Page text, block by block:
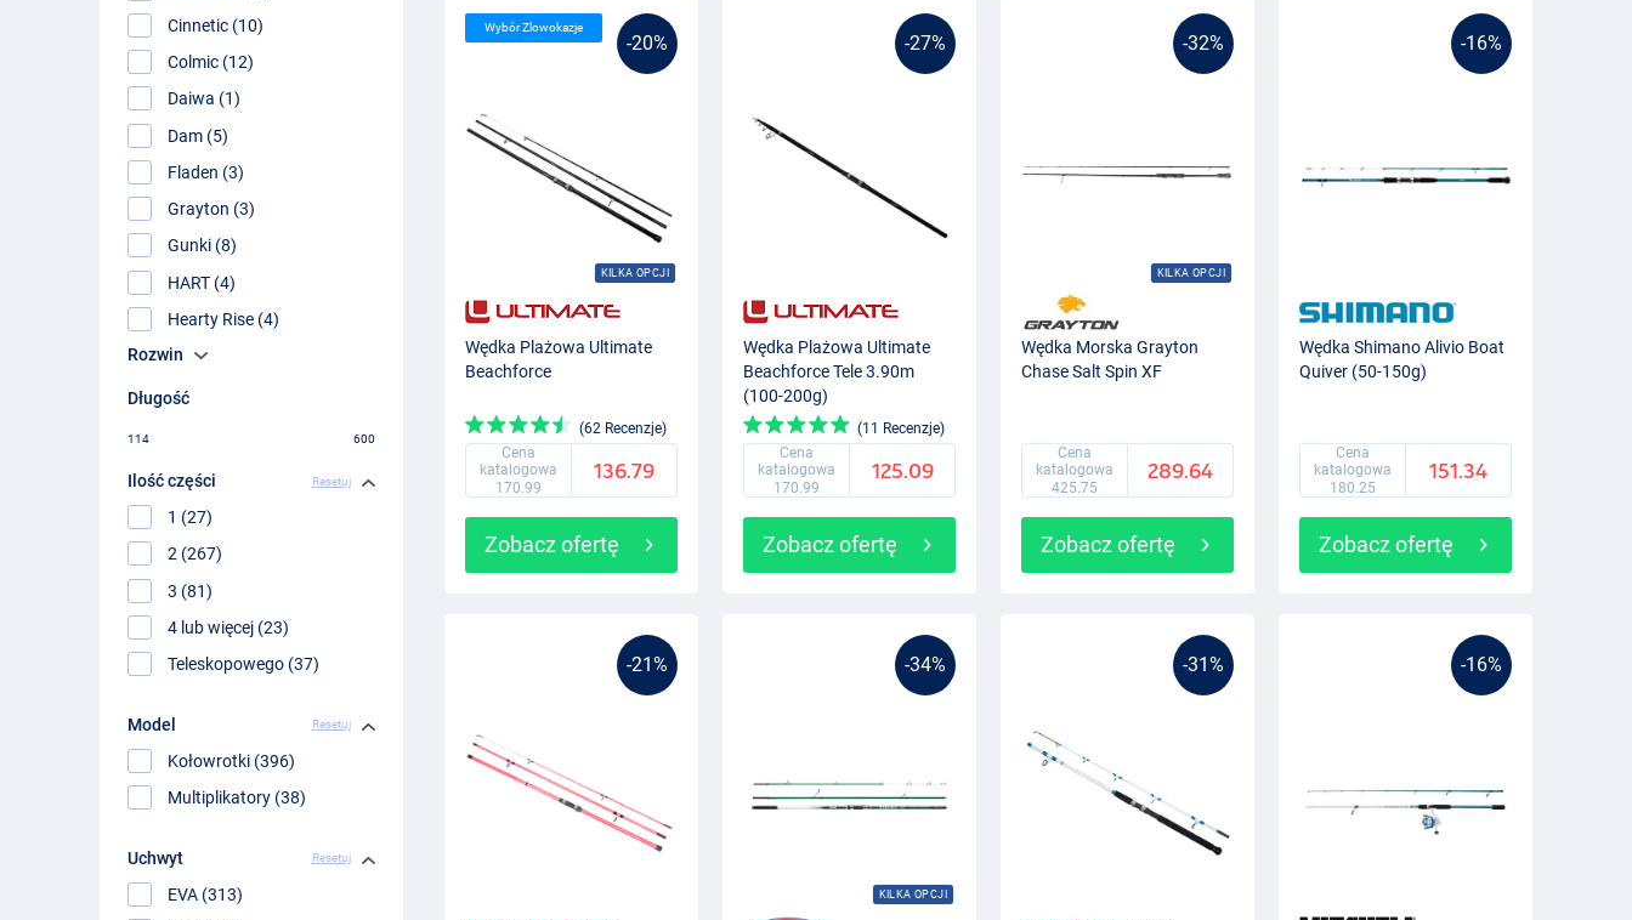
Cinnetic (10)
Colmic (12)
Daiwa (1)
Dam (5)
Fladen (3)
Grayton (3)
Gunki (8)
HART (4)
Hearty Rise (4)
Rozwin
Długość
114 600
Ilość części Resetuj
1 (27)
2 (267)
3 (81)
4 lub więcej (23)
Teleskopowego (37)
Model Resetuj
Kołowrotki (396)
Multiplikatory (38)
Uchwyt Resetuj
EVA (313)
-20%
KILKA OPCJI
Wybór Zlowokazje
Wędka Plażowa Ultimate
Beachforce
(62 Recenzje)
Cena
katalogowa
170.99
136.79
Zobacz ofertę
-27%
Wędka Plażowa Ultimate
Beachforce Tele 3.90m
(100-200g)
(11 Recenzje)
Cena
katalogowa
170.99
125.09
Zobacz ofertę
-32%
KILKA OPCJI
Wędka Morska Grayton
Chase Salt Spin XF
Cena
katalogowa
425.75
289.64
Zobacz ofertę
-16%
Wędka Shimano Alivio Boat
Quiver (50-150g)
Cena
katalogowa
180.25
151.34
Zobacz ofertę
-21% -34%
KILKA OPCJI
-31% -16%